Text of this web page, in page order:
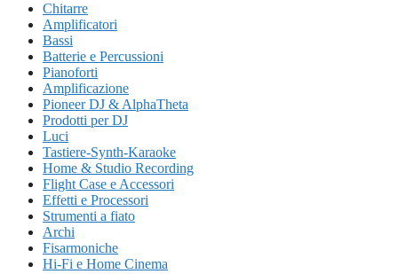
Chitarre
Amplificatori
Bassi
Batterie e Percussioni
Pianoforti
Amplificazione
Pioneer DJ & AlphaTheta
Prodotti per DJ
Luci
Tastiere-Synth-Karaoke
Home & Studio Recording
Flight Case e Accessori
Effetti e Processori
Strumenti a fiato
Archi
Fisarmoniche
Hi-Fi e Home Cinema